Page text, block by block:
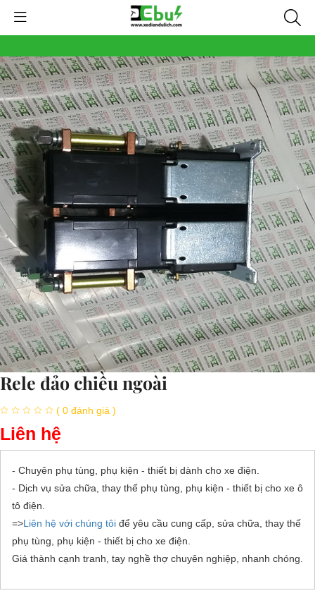
Rele đảo chiều ngoài
( 0 đánh giá )
Liên hệ
- Chuyên phụ tùng, phụ kiện - thiết bị dành cho xe điện.
- Dịch vụ sửa chữa, thay thế phụ tùng, phụ kiện - thiết bị cho xe ô
tô điện.
=>Liên hệ với chúng tôi để yêu cầu cung cấp, sửa chữa, thay thế
phụ tùng, phụ kiện - thiết bị cho xe điện.
Giá thành cạnh tranh, tay nghề thợ chuyên nghiệp, nhanh chóng.